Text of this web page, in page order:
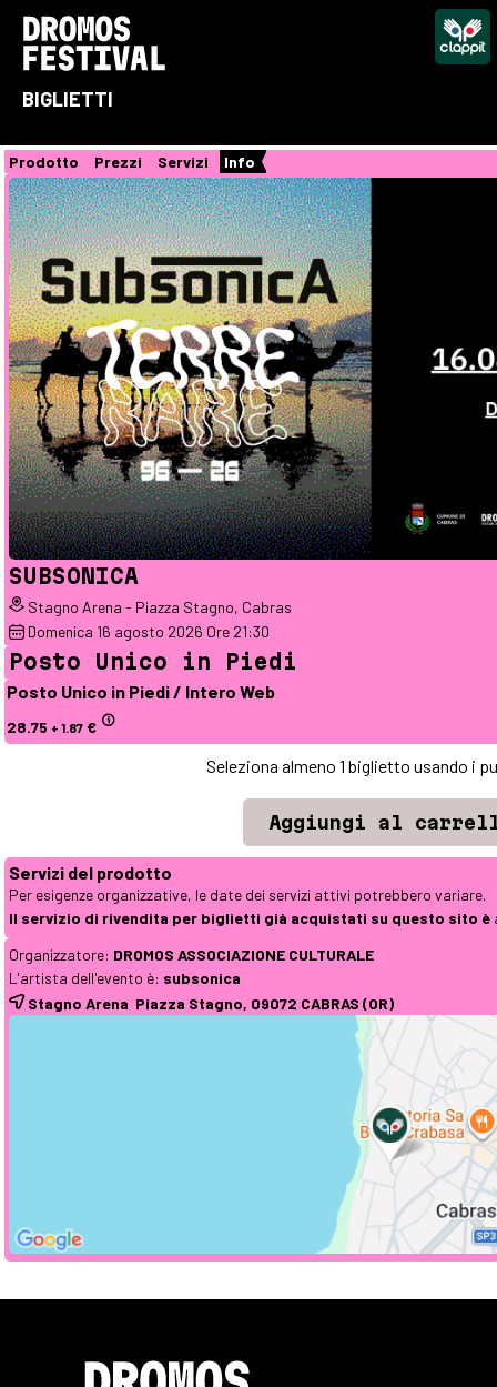
BIGLIETTI
Prodotto Prezzi Servizi Info
SUBSONICA
Stagno Arena - Piazza Stagno, Cabras
Domenica 16 agosto 2026 Ore 21:30
Posto Unico in Piedi
Posto Unico in Piedi / Intero Web
28.75 + 1.87 €
Seleziona almeno 1 biglietto usando i
Servizi del prodotto
Per esigenze organizzative, le date dei servizi attivi potrebbero variare.
Il servizio di rivendita per biglietti già acquistati su questo sito è
Organizzatore: DROMOS ASSOCIAZIONE CULTURALE
L'artista dell'evento è: subsonica
Stagno Arena Piazza Stagno, 09072 CABRAS (OR)